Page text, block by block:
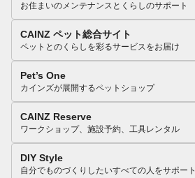
お住まいのメンテナンスとくらしのサポート
CAINZ ペット総合サイト
ペットとのくらしを彩るサービスをお届け
Pet’s One
カインズが展開するペットショップ
CAINZ Reserve
ワークショップ、施設予約、工具レンタル
DIY Style
自分でものづくりしたいすべての人をサポート